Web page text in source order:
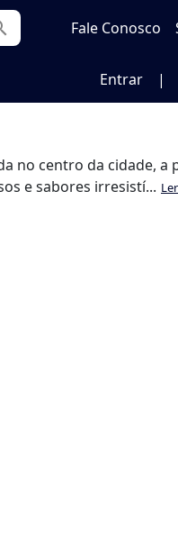
Fale Conosco
Entrar |
no centro da cidade, a
e sabores irresistí...